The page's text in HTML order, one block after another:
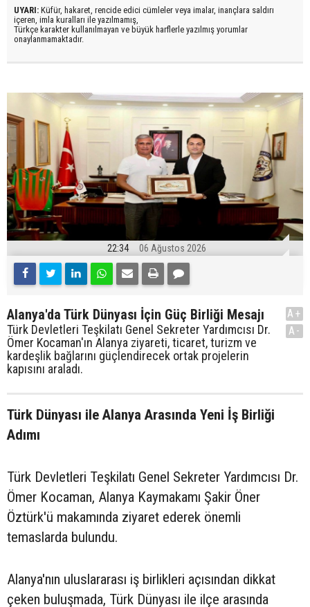
UYARI: Küfür, hakaret, rencide edici cümleler veya imalar, inançlara saldırı
içeren, imla kuralları ile yazılmamış,
Türkçe karakter kullanılmayan ve büyük harflerle yazılmış yorumlar
onaylanmamaktadır.
22:34 06 Ağustos 2026
Alanya'da Türk Dünyası İçin Güç Birliği Mesajı
Türk Devletleri Teşkilatı Genel Sekreter Yardımcısı Dr.
Ömer Kocaman'ın Alanya ziyareti, ticaret, turizm ve
kardeşlik bağlarını güçlendirecek ortak projelerin
kapısını araladı.
A+
A-
Türk Dünyası ile Alanya Arasında Yeni İş Birliği
Adımı
Türk Devletleri Teşkilatı Genel Sekreter Yardımcısı Dr.
Ömer Kocaman, Alanya Kaymakamı Şakir Öner
Öztürk'ü makamında ziyaret ederek önemli
temaslarda bulundu.
Alanya'nın uluslararası iş birlikleri açısından dikkat
çeken buluşmada, Türk Dünyası ile ilçe arasında